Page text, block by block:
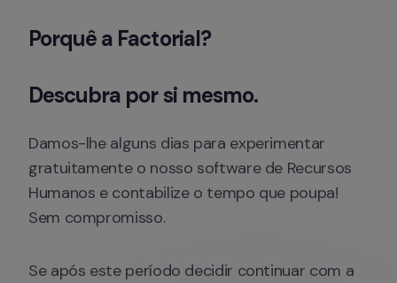
Porquê a Factorial?
Descubra por si mesmo.
Damos-lhe alguns dias para experimentar
gratuitamente o nosso software de Recursos
Humanos e contabilize o tempo que poupa!
Sem compromisso.
Se após este período decidir continuar com a